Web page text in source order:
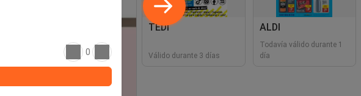
TEDi
Válido durante 3 días
ALDI
Todavía válido durante 1
día
0